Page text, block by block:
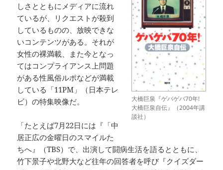
大橋巨泉『ゲバゲバ70年!
大橋巨泉自伝』（2004年講
談社）
しさとともにメディアに流れ
ているが、リクエストが殺到
しているものの、放映できな
いコンテンツがある。それが
女性の裸満載、また今となっ
てはコンプライアンス上問題
がある性風俗ルポなどが満載
している「11PM」（日本テレ
ビ）の特集映像だ。
「たとえば7月22日には『「中
居正広の金曜日のスマイルた
ちへ』（TBS）で、出演して闘病生活を語るとともに、
竹下景子や北野大など往年の回答者を呼び『クイズダー